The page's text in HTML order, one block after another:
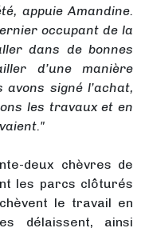
appuie Amandine.
occupant de la
dans de bonnes
d’une manière
signé l’achat,
les travaux et en
deux chèvres de
les parcs clôturés
le travail en
délaissent, ainsi